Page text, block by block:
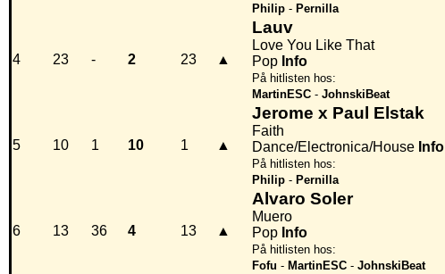
Philip - Pernilla
4 23 - 2 23 ▲
Lauv
Love You Like That
Pop Info
På hitlisten hos:
MartinESC - JohnskiBeat
5 10 1 10 1 ▲
Jerome x Paul Elstak
Faith
Dance/Electronica/House Info
På hitlisten hos:
Philip - Pernilla
6 13 36 4 13 ▲
Alvaro Soler
Muero
Pop Info
På hitlisten hos:
Fofu - MartinESC - JohnskiBeat